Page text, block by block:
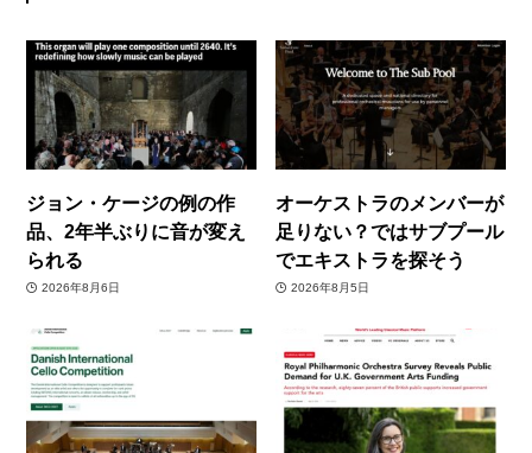
ジョン・ケージの例の作
品、2年半ぶりに音が変え
られる
2026年8月6日
オーケストラのメンバーが
足りない？ではサブプール
でエキストラを探そう
2026年8月5日